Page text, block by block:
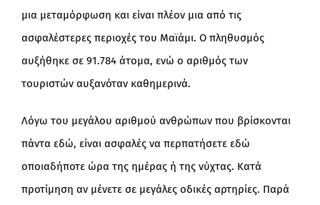
μια μεταμόρφωση και είναι πλέον μια από τις
ασφαλέστερες περιοχές του Μαϊάμι. Ο πληθυσμός
αυξήθηκε σε 91.784 άτομα, ενώ ο αριθμός των
τουριστών αυξανόταν καθημερινά.
Λόγω του μεγάλου αριθμού ανθρώπων που βρίσκονται
πάντα εδώ, είναι ασφαλές να περπατήσετε εδώ
οποιαδήποτε ώρα της ημέρας ή της νύχτας. Κατά
προτίμηση αν μένετε σε μεγάλες οδικές αρτηρίες. Παρά